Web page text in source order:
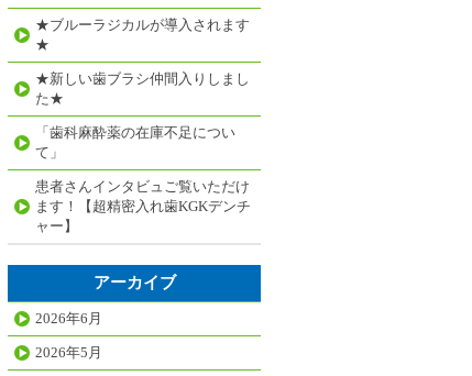
★ブルーラジカルが導入されます
★
★新しい歯ブラシ仲間入りしまし
た★
「歯科麻酔薬の在庫不足につい
て」
患者さんインタビュご覧いただけ
ます！【超精密入れ歯KGKデンチ
ャー】
アーカイブ
2026年6月
2026年5月